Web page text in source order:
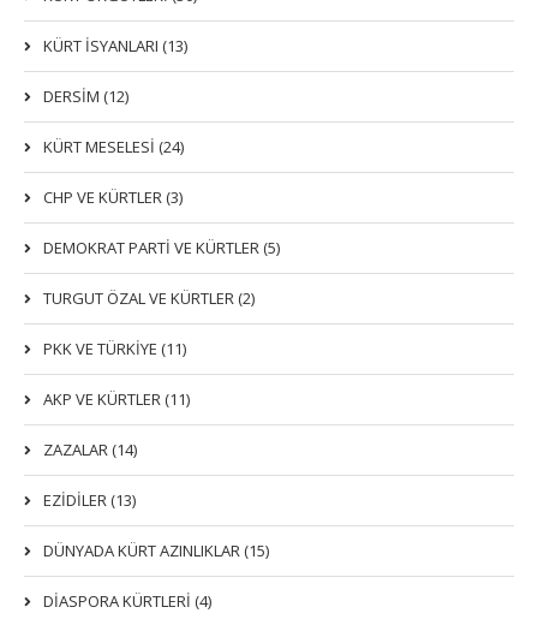
KÜRT İSYANLARI (13)
DERSIM (12)
KÜRT MESELESİ (24)
CHP VE KÜRTLER (3)
DEMOKRAT PARTI VE KÜRTLER (5)
TURGUT ÖZAL VE KÜRTLER (2)
PKK VE TÜRKIYE (11)
AKP VE KÜRTLER (11)
ZAZALAR (14)
EZIDILER (13)
DÜNYADA KÜRT AZINLIKLAR (15)
DİASPORA KÜRTLERİ (4)